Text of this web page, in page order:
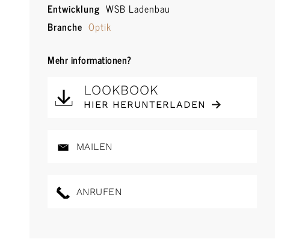
Entwicklung WSB Ladenbau
Branche Optik
Mehr informationen?
LOOKBOOK
HIER HERUNTERLADEN
MAILEN
ANRUFEN